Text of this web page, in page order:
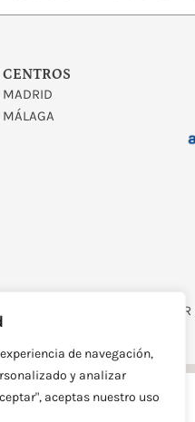
de navegación,
y analizar
aceptas nuestro uso
CENTROS
MADRID
MÁLAGA
Y DESARROLLADO POR